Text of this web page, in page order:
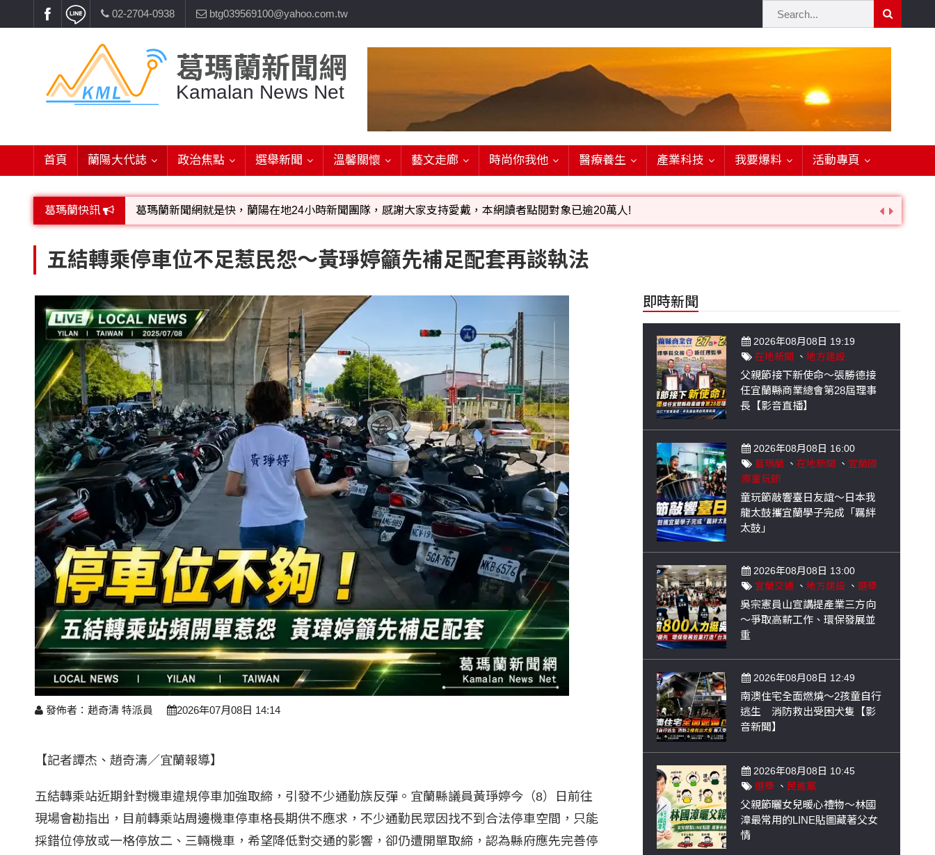
02-2704-0938 btg039569100@yahoo.com.tw
葛瑪蘭新聞網
Kamalan News Net
首頁 蘭陽大代誌 政治焦點 選舉新聞 溫馨關懷 藝文走廊 時尚你我他 醫療養生 產業科技 我要爆料 活動專頁
葛瑪蘭快訊 葛瑪蘭新聞網就是快，蘭陽在地24小時新聞團隊，感謝大家支持愛戴，本網讀者點閱對象已逾20萬人!
五結轉乘停車位不足惹民怨～黃琤婷籲先補足配套再談執法
發佈者：趙奇濤 特派員 2026年07月08日 14:14
【記者譚杰、趙奇濤／宜蘭報導】
五結轉乘站近期針對機車違規停車加強取締，引發不少通勤族反彈。宜蘭縣議員黃琤婷今（8）日前往
現場會勘指出，目前轉乘站周邊機車停車格長期供不應求，不少通勤民眾因找不到合法停車空間，只能
採錯位停放或一格停放二、三輛機車，希望降低對交通的影響，卻仍遭開單取締，認為縣府應先完善停
即時新聞
2026年08月08日 19:19
在地新聞
、地方建設
父親節接下新使命～張勝德接
任宜蘭縣商業總會第28屆理事
長【影音直播】
2026年08月08日 16:00
葛瑪蘭 、在地新聞 、 宜蘭國
際童玩節
童玩節敲響臺日友誼～日本我
龍太鼓攜宜蘭學子完成「羈絆
太鼓」
2026年08月08日 13:00
宜蘭交通 、地方建設 、選舉
吳宗憲員山宣講提產業三方向
～爭取高薪工作、環保發展並
重
2026年08月08日 12:49
南澳住宅全面燃燒～2孩童自行
逃生 消防救出受困犬隻【影
音新聞】
2026年08月08日 10:45
選舉 、 民進黨
父親節曬女兒暖心禮物～林國
漳最常用的LINE貼圖藏著父女
情